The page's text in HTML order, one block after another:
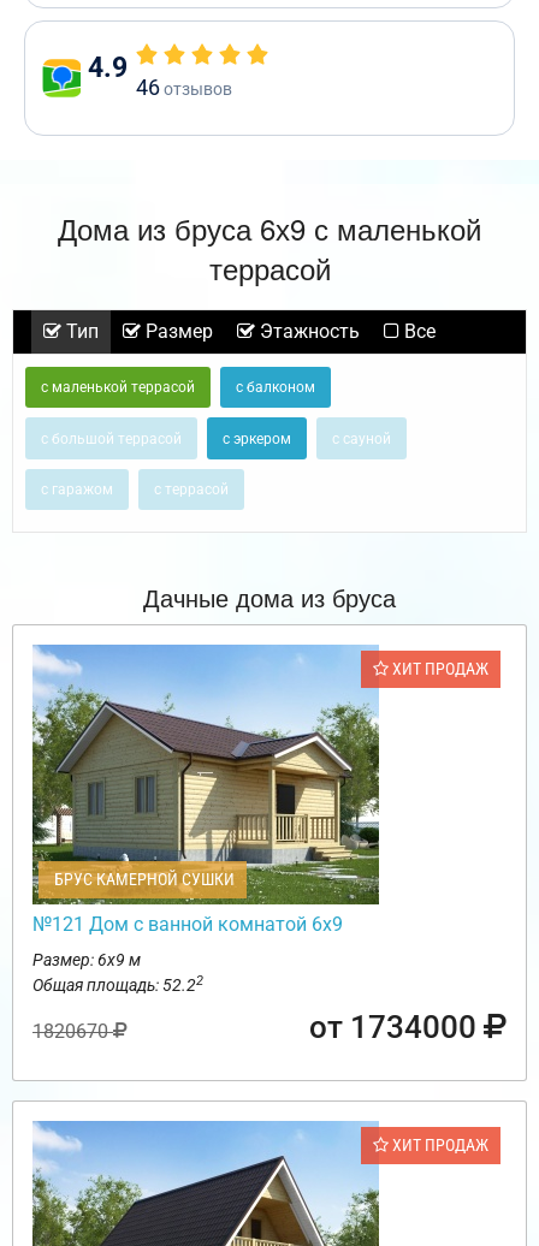
4.9
46отзывов
Дома из бруса 6х9 с маленькой
террасой
Тип Размер Этажность Все
с маленькой террасой с балконом
с большой террасой с эркером с сауной
с гаражом с террасой
Дачные дома из бруса
ХИТ ПРОДАЖ
БРУС КАМЕРНОЙ СУШКИ
№121 Дом с ванной комнатой 6х9
Размер: 6х9 м
Общая площадь: 52.22
1820670 от 1734000
ХИТ ПРОДАЖ